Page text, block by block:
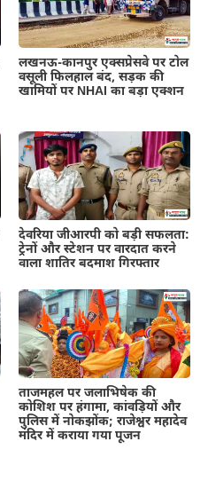
लखनऊ-कानपुर एक्सप्रेसवे पर टोल
वसूली फिलहाल बंद, सड़क की
खामियों पर NHAI का बड़ा एक्शन
देवरिया जीआरपी को बड़ी सफलता:
ट्रेनों और स्टेशन पर वारदात करने
वाला शातिर बदमाश गिरफ्तार
ताजमहल पर जलाभिषेक की
कोशिश पर हंगामा, कांवड़ियों और
पुलिस में नोकझोंक; राजेश्वर महादेव
मंदिर में कराया गया पूजन